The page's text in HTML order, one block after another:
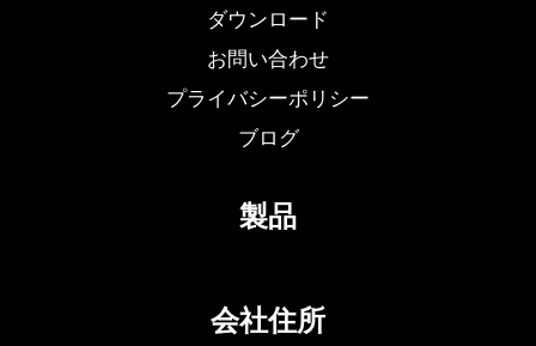
ダウンロード
お問い合わせ
プライバシーポリシー
ブログ
製品
会社住所